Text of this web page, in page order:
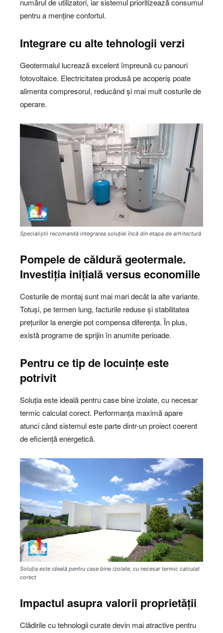
numărul de utilizatori, iar sistemul prioritizează consumul
pentru a menține confortul.
Integrare cu alte tehnologii verzi
Geotermalul lucrează excelent împreună cu panouri
fotovoltaice. Electricitatea produsă pe acoperiș poate
alimenta compresorul, reducând și mai mult costurile de
operare.
Specialiștii recomandă integrarea soluției încă din etapa de arhitectură
Pompele de căldură geotermale.
Investiția inițială versus economiile
Costurile de montaj sunt mai mari decât la alte variante.
Totuși, pe termen lung, facturile reduse și stabilitatea
prețurilor la energie pot compensa diferența. În plus,
există programe de sprijin în anumite perioade.
Pentru ce tip de locuințe este
potrivit
Soluția este ideală pentru case bine izolate, cu necesar
termic calculat corect. Performanța maximă apare
atunci când sistemul este parte dintr-un proiect coerent
de eficiență energetică.
Soluția este ideală pentru case bine izolate, cu necesar termic calculat
corect
Impactul asupra valorii proprietății
Clădirile cu tehnologii curate devin mai atractive pentru